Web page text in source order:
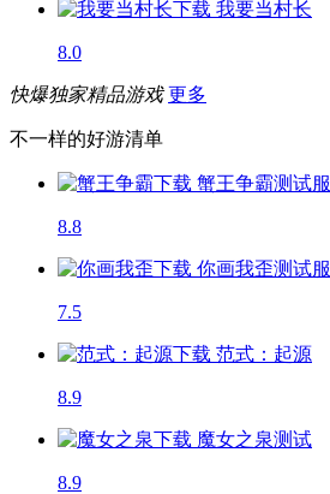
我要当村长
8.0
快爆独家精品游戏 更多
不一样的好游清单
蟹王争霸测试服
8.8
你画我歪测试服
7.5
范式：起源
8.9
魔女之泉测试
8.9